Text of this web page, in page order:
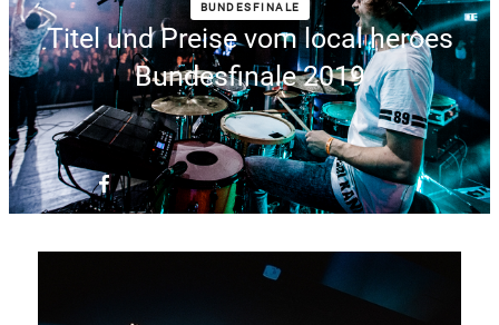
BUNDESFINALE
Titel und Preise vom local heroes
Bundesfinale 2019